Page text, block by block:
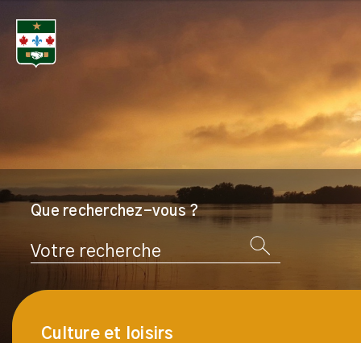
Que recherchez-vous ?
Rechercher
Culture et loisirs